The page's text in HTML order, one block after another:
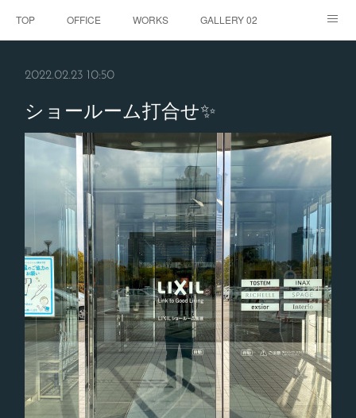
TOP OFFICE WORKS GALLERY 02
2022.02.23 10:50
ショールーム打合せ✨